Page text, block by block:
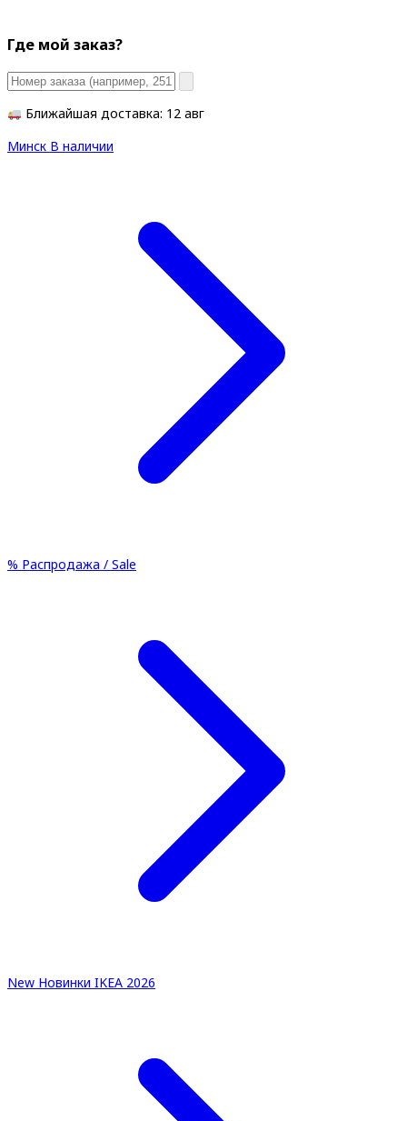
Где мой заказ?
Ближайшая доставка: 12 авг
Минск В наличии
% Распродажа / Sale
New Новинки IKEA 2026